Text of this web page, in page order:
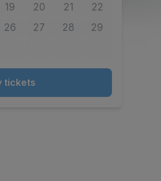
available
19No tickets available
20No tickets available
21No tickets available
22No tickets
available
26No tickets available
27No tickets available
28No tickets available
29No tickets
tickets